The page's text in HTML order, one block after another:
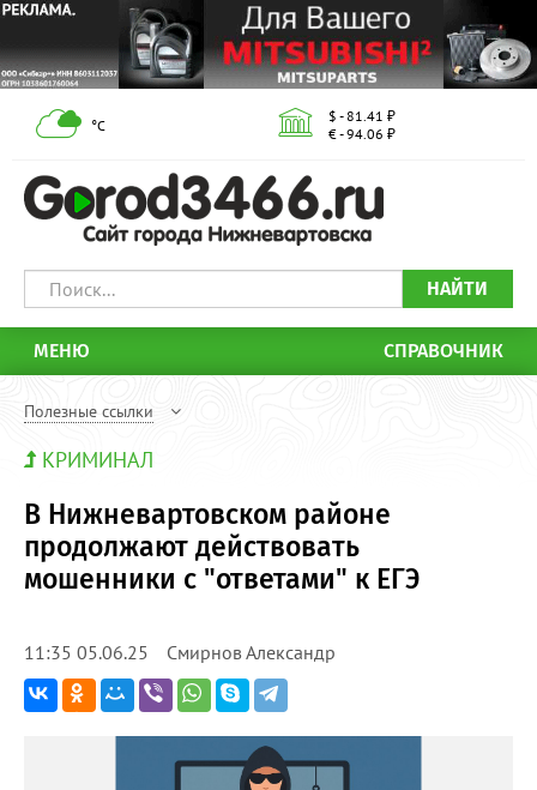
°С
$ - 81.41 ₽
€ - 94.06 ₽
НАЙТИ
МЕНЮ СПРАВОЧНИК
Полезные ссылки
КРИМИНАЛ
В Нижневартовском районе
продолжают действовать
мошенники с "ответами" к ЕГЭ
11:35 05.06.25 Смирнов Александр